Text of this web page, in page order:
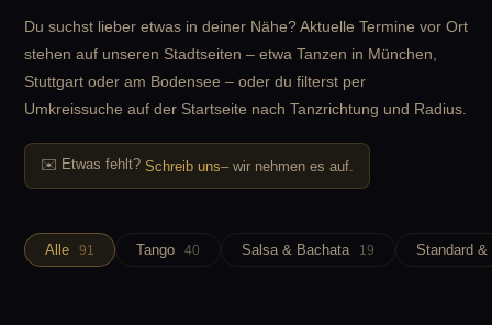
Du suchst lieber etwas in deiner Nähe? Aktuelle Termine vor Ort
stehen auf unseren Stadtseiten – etwa Tanzen in München
Stuttgart oder am Bodensee – oder du filterst per
Umkreissuche auf der Startseite nach Tanzrichtung und Radius.
✉️ Etwas fehlt? Schreib uns– wir nehmen es auf.
Alle 91 Tango 40 Salsa & Bachata 19 Standard